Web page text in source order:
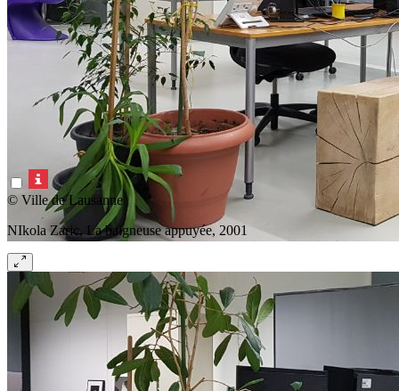
© Ville de Lausanne
NIkola Zaric, La baigneuse appuyée, 2001